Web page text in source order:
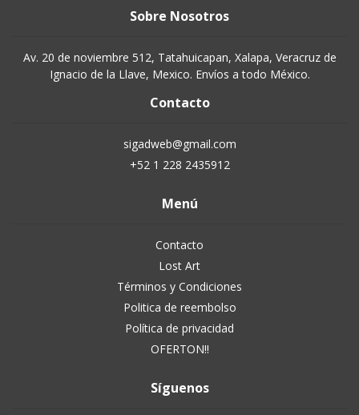
Sobre Nosotros
Av. 20 de noviembre 512, Tatahuicapan, Xalapa, Veracruz de
Ignacio de la Llave, Mexico. Envíos a todo México.
Contacto
sigadweb@gmail.com
+52 1 228 2435912
Menú
Contacto
Lost Art
Términos y Condiciones
Politica de reembolso
Política de privacidad
OFERTON!!
Síguenos